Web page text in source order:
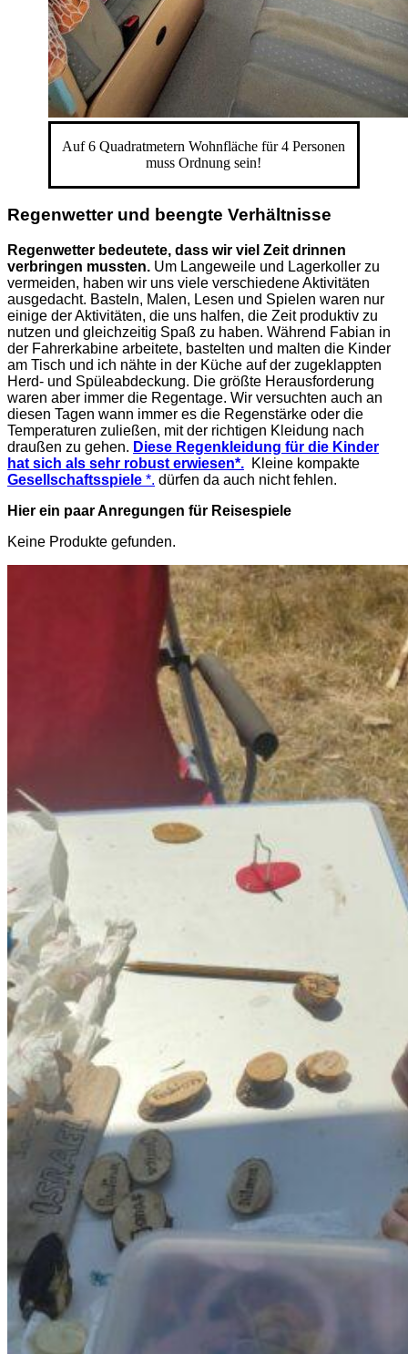
Auf 6 Quadratmetern Wohnfläche für 4 Personen
muss Ordnung sein!
Regenwetter und beengte Verhältnisse
Regenwetter bedeutete, dass wir viel Zeit drinnen
verbringen mussten. Um Langeweile und Lagerkoller zu
vermeiden, haben wir uns viele verschiedene Aktivitäten
ausgedacht. Basteln, Malen, Lesen und Spielen waren nur
einige der Aktivitäten, die uns halfen, die Zeit produktiv zu
nutzen und gleichzeitig Spaß zu haben. Während Fabian in
der Fahrerkabine arbeitete, bastelten und malten die Kinder
am Tisch und ich nähte in der Küche auf der zugeklappten
Herd- und Spüleabdeckung. Die größte Herausforderung
waren aber immer die Regentage. Wir versuchten auch an
diesen Tagen wann immer es die Regenstärke oder die
Temperaturen zuließen, mit der richtigen Kleidung nach
draußen zu gehen. Diese Regenkleidung für die Kinder
hat sich als sehr robust erwiesen*. Kleine kompakte
Gesellschaftsspiele *. dürfen da auch nicht fehlen.
Hier ein paar Anregungen für Reisespiele
Keine Produkte gefunden.